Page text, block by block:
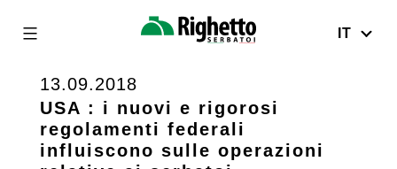
content
Righetto
IT
13.09.2018
USA : i nuovi e rigorosi
regolamenti federali
influiscono sulle operazioni